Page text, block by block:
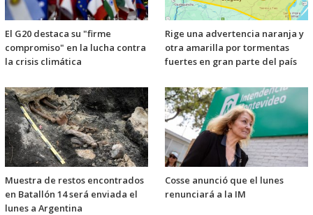
El G20 destaca su "firme
compromiso" en la lucha contra
la crisis climática
Rige una advertencia naranja y
otra amarilla por tormentas
fuertes en gran parte del país
Muestra de restos encontrados
en Batallón 14 será enviada el
lunes a Argentina
Cosse anunció que el lunes
renunciará a la IM